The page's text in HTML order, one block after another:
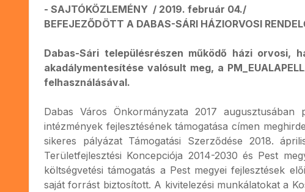
- SAJTÓKÖZLEMÉNY / 2019. február 04./
BEFEJEZŐDÖTT A DABAS-SÁRI HÁZIORVOSI
Dabas-Sári településrészen működő házi orvosi,
akadálymentesítése valósult meg, a
felhasználásával.
Dabas Város Önkormányzata 2017
intézmények fejlesztésének támogatása címen
sikeres pályázat Támogatási Szerződése 2018.
Területfejlesztési Koncepciója 2014-2030 és Pest
költségvetési támogatás a Pest megyei fejlesztések
saját forrást biztosított. A kivitelezési munkálatokat a